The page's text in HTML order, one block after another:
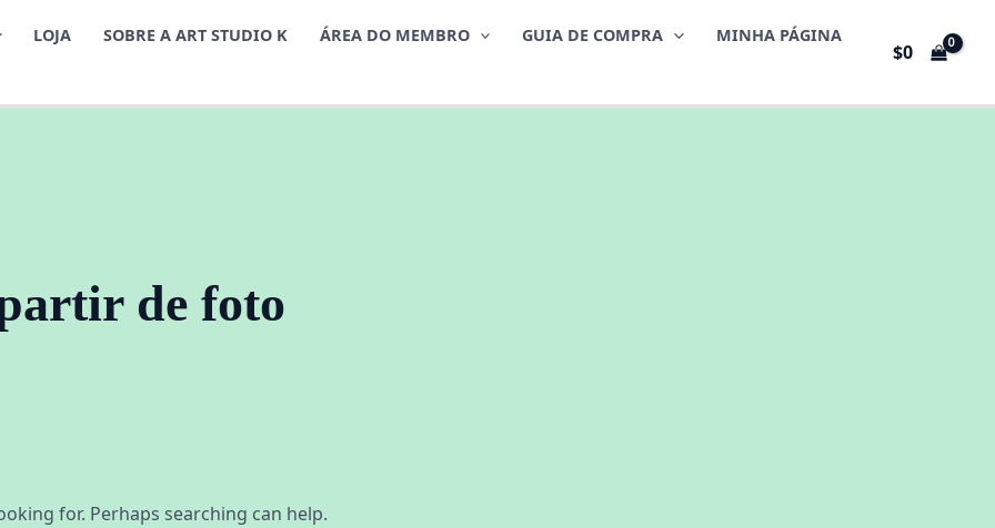
LOJA SOBRE A ART STUDIO K ÁREA DO MEMBRO GUIA DE COMPRA
MINHA PÁGINA
$0
de foto
for. Perhaps searching can help.